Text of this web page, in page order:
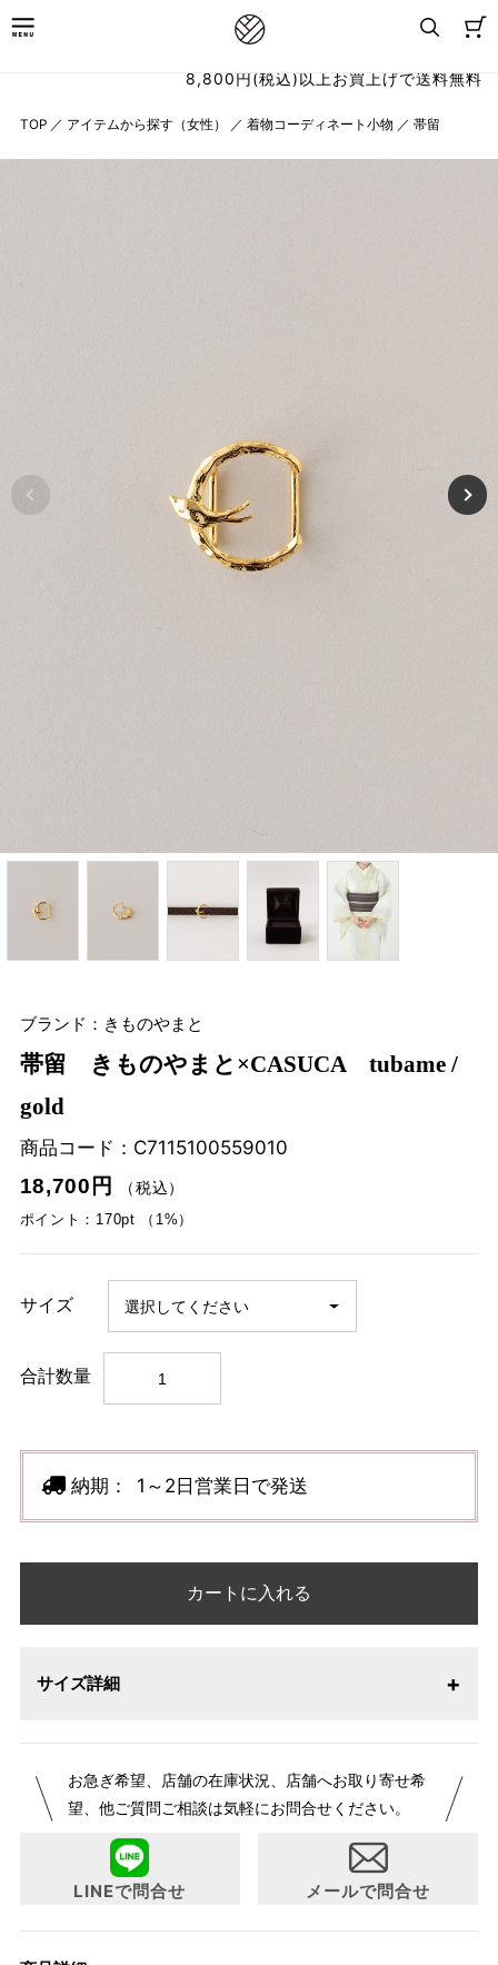
8,800円(税込)以上お買上げで送料無料
TOP ／ アイテムから探す（女性） ／ 着物コーディネート小物 ／ 帯留
ブランド：きものやまと
帯留 きものやまと×CASUCA tubame /
gold
商品コード： C7115100559010
18,700円
（税込）
ポイント：170pt （1%）
サイズ
合計数量
納期： 1～2日営業日で発送
カートに入れる
サイズ詳細
お急ぎ希望、店舗の在庫状況、店舗へお取り寄せ希
望、他ご質問ご相談は気軽にお問合せください。
LINEで問合せ メールで問合せ